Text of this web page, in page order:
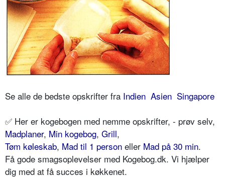
Se alle de bedste opskrifter fra Indien Asien Singapore
✅ Her er kogebogen med nemme opskrifter, - prøv selv,
Madplaner, Min kogebog, Grill,
Tøm køleskab, Mad til 1 person eller Mad på 30 min.
Få gode smagsoplevelser med Kogebog.dk. Vi hjælper
dig med at få succes i køkkenet.